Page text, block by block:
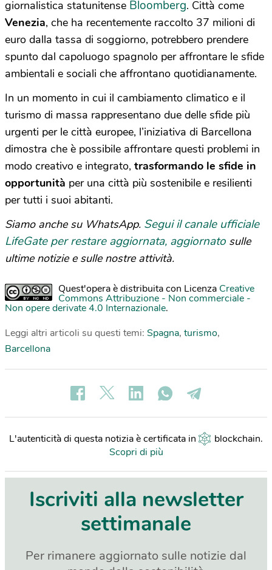
giornalistica statunitense Bloomberg. Città come
Venezia, che ha recentemente raccolto 37 milioni di
euro dalla tassa di soggiorno, potrebbero prendere
spunto dal capoluogo spagnolo per affrontare le sfide
ambientali e sociali che affrontano quotidianamente.
In un momento in cui il cambiamento climatico e il
turismo di massa rappresentano due delle sfide più
urgenti per le città europee, l’iniziativa di Barcellona
dimostra che è possibile affrontare questi problemi in
modo creativo e integrato, trasformando le sfide in
opportunità per una città più sostenibile e resilienti
per tutti i suoi abitanti.
Siamo anche su WhatsApp. Segui il canale ufficiale
LifeGate per restare aggiornata, aggiornato sulle
ultime notizie e sulle nostre attività.
Quest'opera è distribuita con Licenza Creative
Commons Attribuzione - Non commerciale -
Non opere derivate 4.0 Internazionale.
Leggi altri articoli su questi temi: Spagna, turismo,
Barcellona
L'autenticità di questa notizia è certificata in blockchain.
Scopri di più
Iscriviti alla newsletter
settimanale
Per rimanere aggiornato sulle notizie dal